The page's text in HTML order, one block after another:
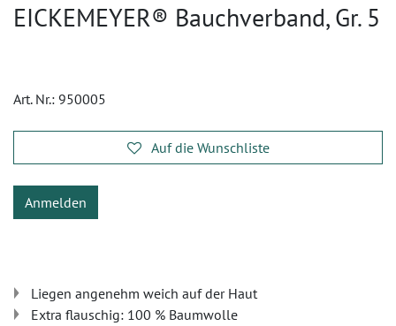
EICKEMEYER® Bauchverband, Gr. 5
Art. Nr.: 950005
Auf die Wunschliste
Anmelden
Liegen angenehm weich auf der Haut
Extra flauschig: 100 % Baumwolle